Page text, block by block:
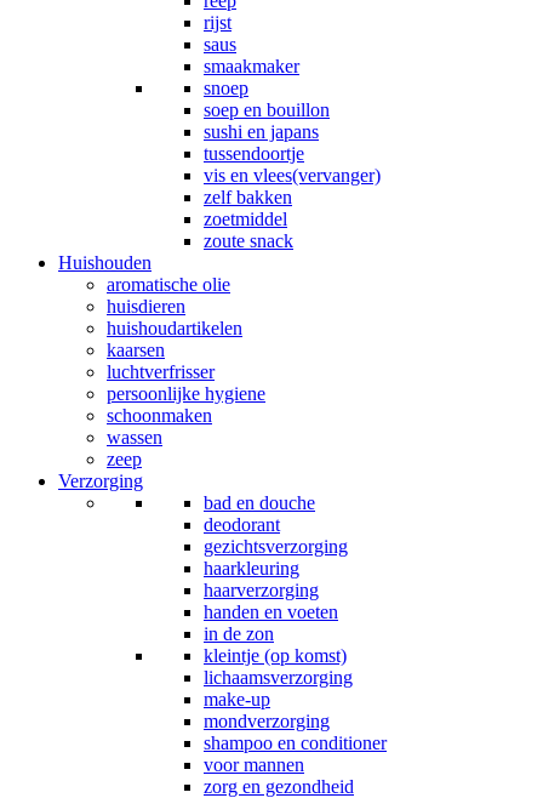
rijst
saus
smaakmaker
snoep
soep en bouillon
sushi en japans
tussendoortje
vis en vlees(vervanger)
zelf bakken
zoetmiddel
zoute snack
Huishouden
aromatische olie
huisdieren
huishoudartikelen
kaarsen
luchtverfrisser
persoonlijke hygiene
schoonmaken
wassen
zeep
Verzorging
bad en douche
deodorant
gezichtsverzorging
haarkleuring
haarverzorging
handen en voeten
in de zon
kleintje (op komst)
lichaamsverzorging
make-up
mondverzorging
shampoo en conditioner
voor mannen
zorg en gezondheid